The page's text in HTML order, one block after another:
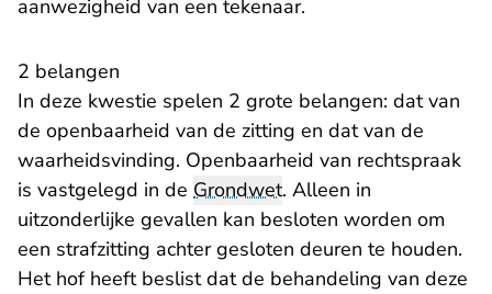
aanwezigheid van een tekenaar.
2 belangen
In deze kwestie spelen 2 grote belangen: dat van
de openbaarheid van de zitting en dat van de
waarheidsvinding. Openbaarheid van rechtspraak
is vastgelegd in de Grondwet. Alleen in
uitzonderlijke gevallen kan besloten worden om
een strafzitting achter gesloten deuren te houden.
Het hof heeft beslist dat de behandeling van deze